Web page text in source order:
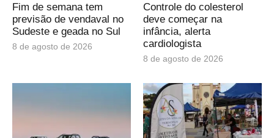
Fim de semana tem
previsão de vendaval no
Sudeste e geada no Sul
8 de agosto de 2026
Controle do colesterol
deve começar na
infância, alerta
cardiologista
8 de agosto de 2026